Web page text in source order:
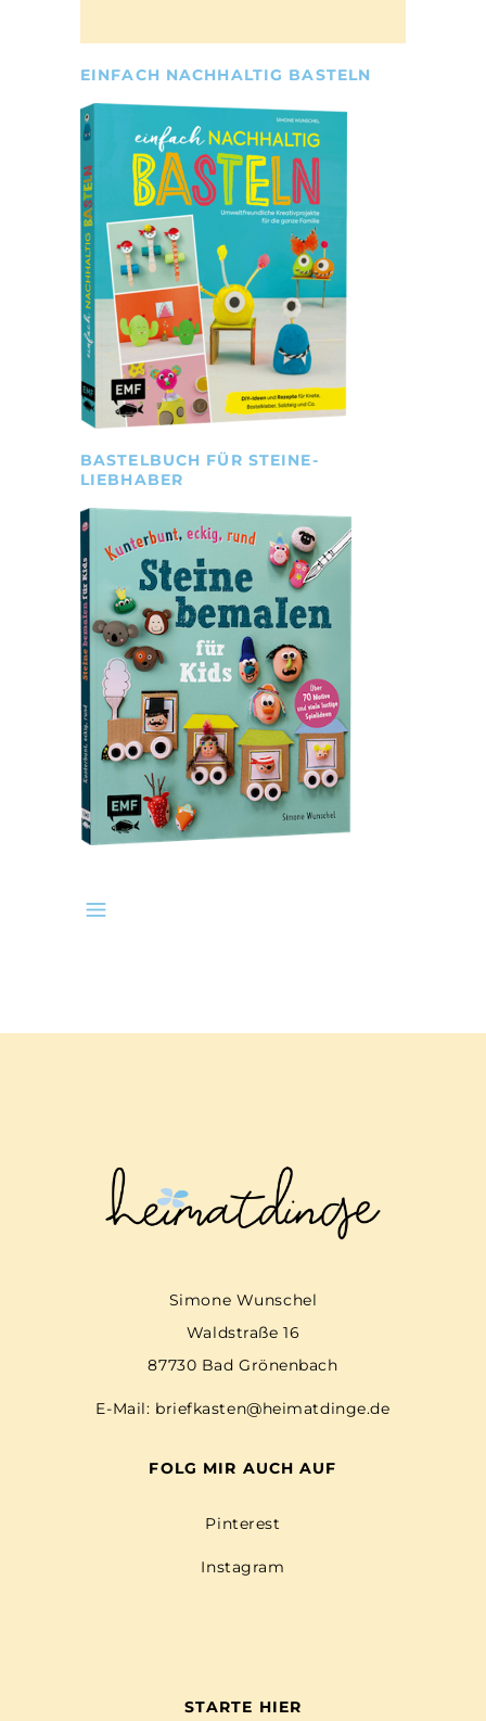
EINFACH NACHHALTIG BASTELN
BASTELBUCH FÜR STEINE-
LIEBHABER
Simone Wunschel
Waldstraße 16
87730 Bad Grönenbach
E-Mail: briefkasten@heimatdinge.de
FOLG MIR AUCH AUF
Pinterest
Instagram
STARTE HIER